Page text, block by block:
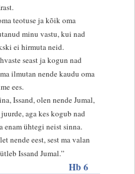
teotuse ja kõik oma
minu vastu, kui nad
ei hirmuta neid.
seast ja kogun nad
ilmutan nende kaudu oma
ees.
Issand, olen nende Jumal,
aga kes kogub nad
enam ühtegi neist sinna.
nende eest, sest ma valan
Issand Jumal.”
Hb 6